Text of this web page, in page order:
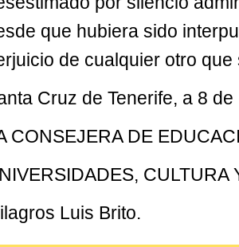
que hubiera sido
de cualquier otro
Cruz de Tenerife, a 8
CONSEJERA DE
CULTURA
Luis Brito.